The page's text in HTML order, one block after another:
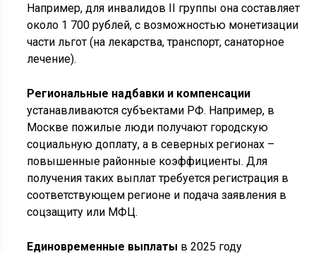
Например, для инвалидов II группы она составляет
около 1 700 рублей, с возможностью монетизации
части льгот (на лекарства, транспорт, санаторное
лечение).
Региональные надбавки и компенсации
устанавливаются субъектами РФ. Например, в
Москве пожилые люди получают городскую
социальную доплату, а в северных регионах –
повышенные районные коэффициенты. Для
получения таких выплат требуется регистрация в
соответствующем регионе и подача заявления в
соцзащиту или МФЦ.
Единовременные выплаты в 2025 году